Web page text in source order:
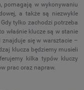
pomagają w wykonywaniu
a także są niezwykle
tylko zachodzi potrzeba
właśnie klucze są w stanie
się w warsztacie –
klucza będziemy musieli
kilka typów kluczy
prac oraz napraw.